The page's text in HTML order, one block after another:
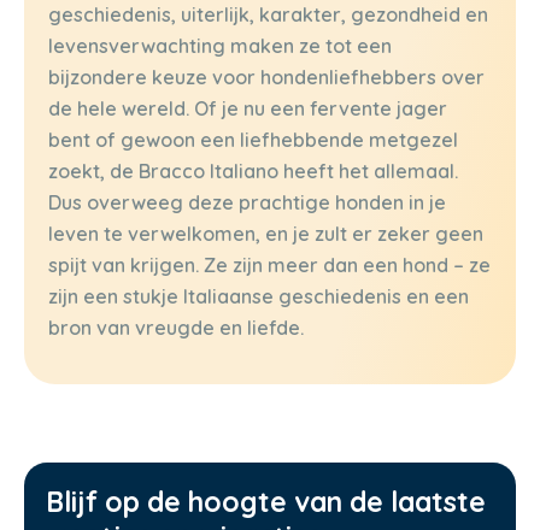
geschiedenis, uiterlijk, karakter, gezondheid en
levensverwachting maken ze tot een
bijzondere keuze voor hondenliefhebbers over
de hele wereld. Of je nu een fervente jager
bent of gewoon een liefhebbende metgezel
zoekt, de Bracco Italiano heeft het allemaal.
Dus overweeg deze prachtige honden in je
leven te verwelkomen, en je zult er zeker geen
spijt van krijgen. Ze zijn meer dan een hond – ze
zijn een stukje Italiaanse geschiedenis en een
bron van vreugde en liefde.
Blijf op de hoogte van de laatste